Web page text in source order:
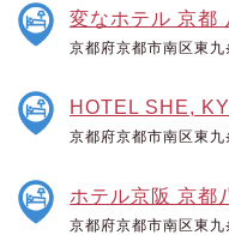
変なホテル 京都
京都府京都市南区東
HOTEL SHE,
京都府京都市南区東
ホテル京阪 京都
京都府京都市南区東